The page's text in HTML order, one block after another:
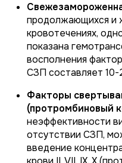
продолжающихся и
кровотечениях,
показана
восполнения
СЗП составляет 10-
Факторы
(протромбиновый
неэффективности
отсутствии СЗП,
введение